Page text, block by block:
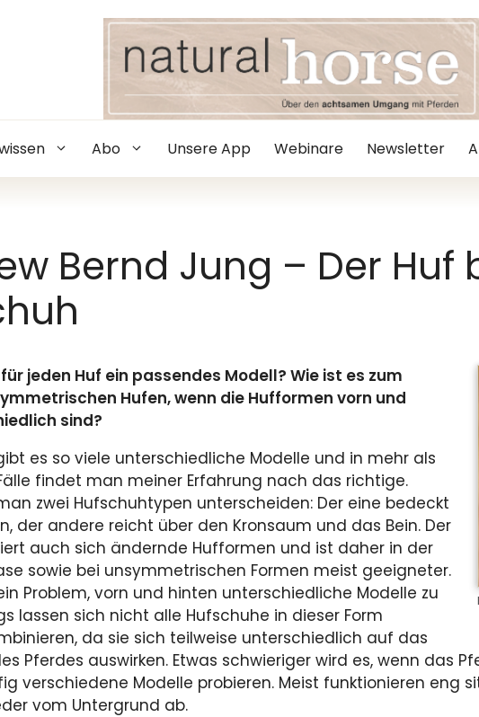
Abo Unsere App Webinare Newsletter
Bernd Jung – Der
jeden Huf ein passendes Modell? Wie ist es zum
Hufen, wenn die Hufformen vorn und
sind?
es so viele unterschiedliche Modelle und in mehr als
findet man meiner Erfahrung nach das richtige.
zwei Hufschuhtypen unterscheiden: Der eine bedeckt
der andere reicht über den Kronsaum und das Bein. Der
auch sich ändernde Hufformen und ist daher in der
sowie bei unsymmetrischen Formen meist geeigneter.
Problem, vorn und hinten unterschiedliche Modelle zu
lassen sich nicht alle Hufschuhe in dieser Form
da sie sich teilweise unterschiedlich auf das
Pferdes auswirken. Etwas schwieriger wird es, wenn das
verschiedene Modelle probieren. Meist funktionieren eng
vom Untergrund ab.